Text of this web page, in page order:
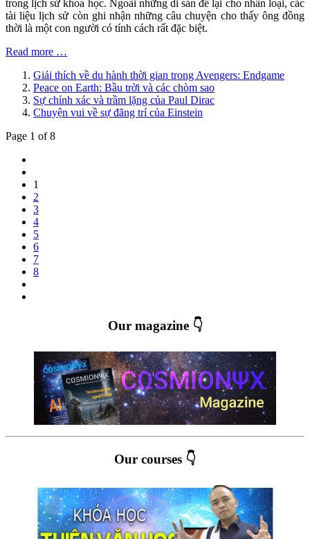
trong lịch sử khoa học. Ngoài những di sản để lại cho nhân loại, các
tài liệu lịch sử còn ghi nhận những câu chuyện cho thấy ông đồng
thời là một con người có tính cách rất đặc biệt.
Read more …
Giải thích về du hành thời gian trong Avengers: Endgame
Peace on Earth: Bầu trời và các chòm sao
Sự chính xác và trầm lặng của Paul Dirac
Chuyện vui về sự đãng trí của Einstein
Page 1 of 8
1
2
3
4
5
6
7
8
Our magazine 👇
Our courses 👇